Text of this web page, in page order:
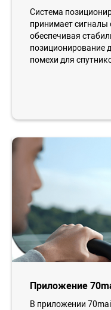
Система
принимает сигналы
обеспечивая
позиционирование
помехи для
Приложение
В приложении